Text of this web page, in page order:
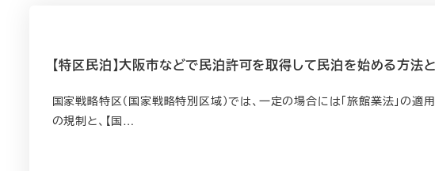
【特区民泊】大阪市などで民泊許可を取得して民泊を始める方
国家戦略特区（国家戦略特別区域）では、一定の場合には「旅館業法」の
の規制と、【国…